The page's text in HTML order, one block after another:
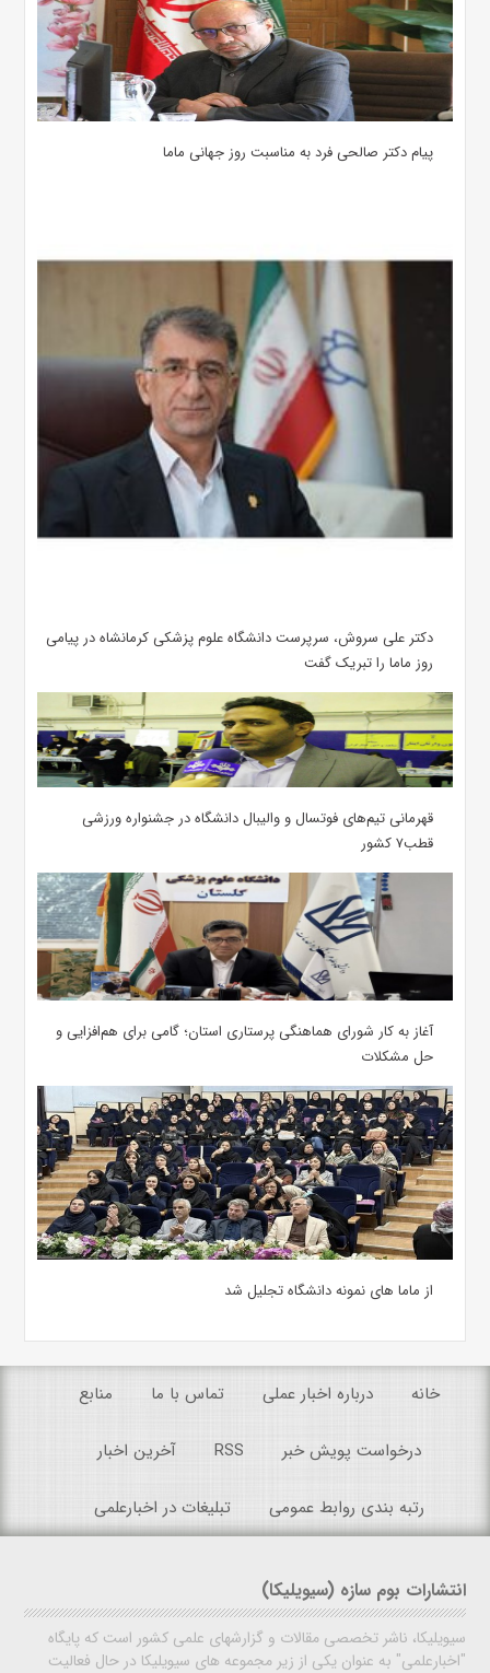
پیام دکتر صالحی فرد به مناسبت روز جهانی ماما
دکتر علی سروش، سرپرست دانشگاه علوم پزشکی کرمانشاه در پیامی
روز ماما را تبریک گفت
قهرمانی تیم‌های فوتسال و والیبال دانشگاه در جشنواره ورزشی
قطب۷ کشور
آغاز به کار شورای هماهنگی پرستاری استان؛ گامی برای هم‌افزایی و
حل مشکلات
از ماما های نمونه دانشگاه تجلیل شد
خانه درباره اخبار عملی تماس با ما منابع
درخواست پویش خبر RSS آخرین اخبار
رتبه بندی روابط عمومی تبلیغات در اخبارعلمی
انتشارات بوم سازه (سیویلیکا)
سیویلیکا، ناشر تخصصی مقالات و گزارشهای علمی کشور است که پایگاه
"اخبارعلمی" به عنوان یکی از زیر مجموعه های سیویلیکا در حال فعالیت